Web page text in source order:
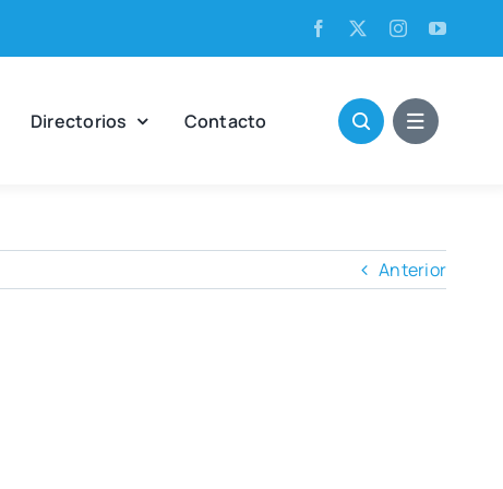
Direc­to­rios Con­tac­to
Anterior